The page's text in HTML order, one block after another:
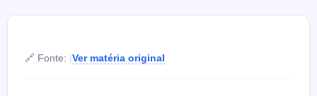
🔗 Fonte: |Ver matéria original